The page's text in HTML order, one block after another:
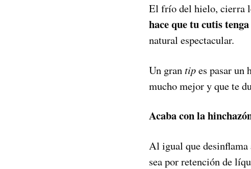
El frío del hielo, cierra
hace que tu cutis
natural espectacular.
Un gran tipes pasar un
mucho mejor y que te
Acaba con la
Al igual que
sea por retención de